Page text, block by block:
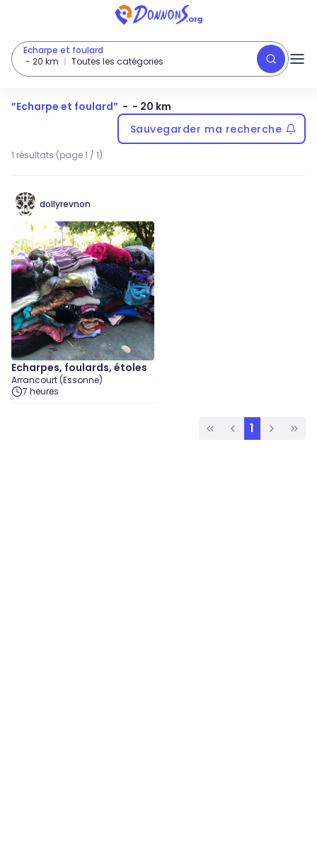
Echarpe et foulard
- 20 km Toutes les catégories
”Echarpe et foulard” - - 20 km
Sauvegarder ma recherche
1 résultats (page 1 / 1)
dollyrevnon
Echarpes, foulards, étoles
Arrancourt (Essonne)
7 heures
1